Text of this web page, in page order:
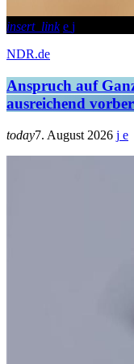
insert_link
NDR.de
Anspruch auf
ausreichend
today7. August 2026